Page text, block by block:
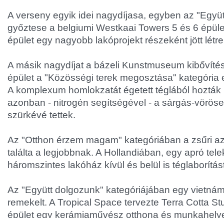
A verseny egyik idei nagydíjasa, egyben az
győztese a belgiumi Westkaai Towers 5 és 6
épület egy nagyobb lakóprojekt részeként jött
A másik nagydíjat a bázeli Kunstmuseum
épület a "Közösségi terek megosztása" kategória
A komplexum homlokzatát égetett téglából
azonban - nitrogén segítségével - a sárgás-
szürkévé tettek.
Az "Otthon érzem magam" kategóriában a zsűri
találta a legjobbnak. A Hollandiában, egy apró
háromszintes lakóház kívül és belül is
Az "Együtt dolgozunk" kategóriájában egy
remekelt. A Tropical Space tervezte Terra Cotta
épület egy kerámiaművész otthona és